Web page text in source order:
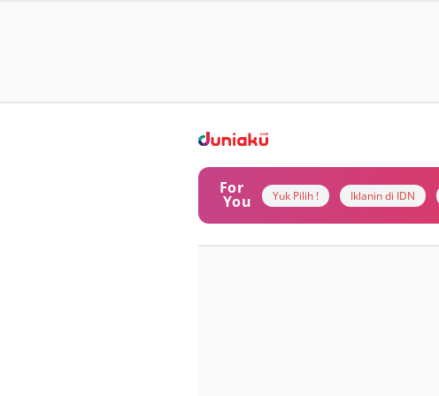
For
You Yuk Pilih ! Iklanin di IDN